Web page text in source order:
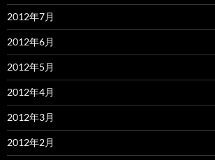
2012年7月
2012年6月
2012年5月
2012年4月
2012年3月
2012年2月